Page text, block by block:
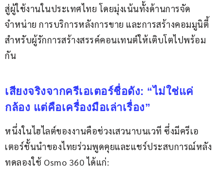
สู่ผู้ใช้งานในประเทศไทย โดยมุ่งเน้นทั้งด้านการจัด
จำหน่าย การบริการหลังการขาย และการสร้างคอมมูนิตี้
สำหรับผู้รักการสร้างสรรค์คอนเทนต์ให้เติบโตไปพร้อม
กัน
เสียงจริงจากครีเอเตอร์ชื่อดัง: “ไม่ใช่แค่
กล้อง แต่คือเครื่องมือเล่าเรื่อง”
หนึ่งในไฮไลต์ของงานคือช่วงเสวนาบนเวที ซึ่งมีครีเอ
เตอร์ชั้นนำของไทยร่วมพูดคุยและแชร์ประสบการณ์หลัง
ทดลองใช้ Osmo 360 ได้แก่: